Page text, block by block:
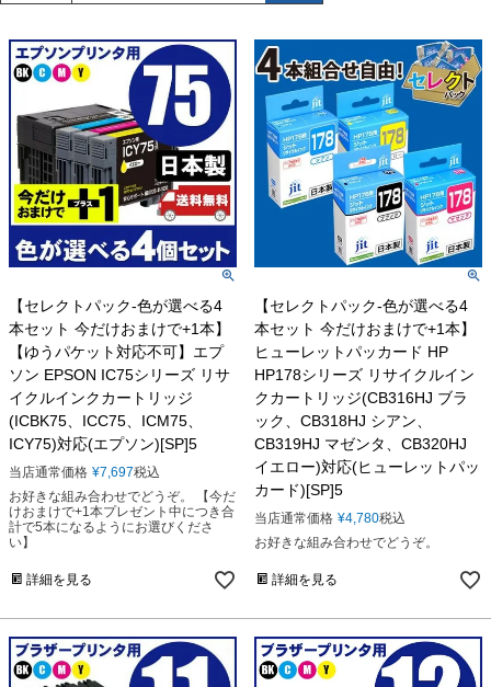
【セレクトパック-色が選べる4
本セット 今だけおまけで+1本】
【ゆうパケット対応不可】エプ
ソン EPSON IC75シリーズ リサ
イクルインクカートリッジ
(ICBK75、ICC75、ICM75、
ICY75)対応(エプソン)[SP]5
当店通常価格 ¥7,697税込
お好きな組み合わせでどうぞ。 【今だ
けおまけで+1本プレゼント中につき合
計で5本になるようにお選びくださ
い】
詳細を見る
【セレクトパック-色が選べる4
本セット 今だけおまけで+1本】
ヒューレットパッカード HP
HP178シリーズ リサイクルイン
クカートリッジ(CB316HJ ブラ
ック、CB318HJ シアン、
CB319HJ マゼンタ、CB320HJ
イエロー)対応(ヒューレットパッ
カード)[SP]5
当店通常価格 ¥4,780税込
お好きな組み合わせでどうぞ。
詳細を見る